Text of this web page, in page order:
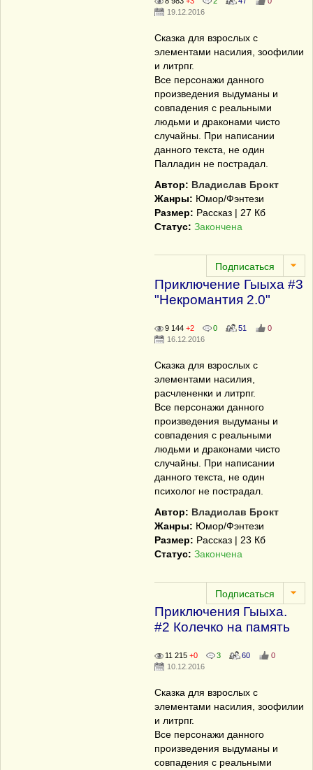
19.12.2016
Сказка для взрослых с
элементами насилия, зоофилии
и литрпг.
Все персонажи данного
произведения выдуманы и
совпадения с реальными
людьми и драконами чисто
случайны. При написании
данного текста, не один
Палладин не пострадал.
Автор: Владислав Брокт
Жанры: Юмор/Фэнтези
Размер: Рассказ | 27 Кб
Статус: Закончена
Приключение Гыыха #3
"Некромантия 2.0"
9 144 +2 0 51
0
16.12.2016
Сказка для взрослых с
элементами насилия,
расчлененки и литрпг.
Все персонажи данного
произведения выдуманы и
совпадения с реальными
людьми и драконами чисто
случайны. При написании
данного текста, не один
психолог не пострадал.
Автор: Владислав Брокт
Жанры: Юмор/Фэнтези
Размер: Рассказ | 23 Кб
Статус: Закончена
Приключения Гыыха.
#2 Колечко на память
11 215 +0 3 60
0
10.12.2016
Сказка для взрослых с
элементами насилия, зоофилии
и литрпг.
Все персонажи данного
произведения выдуманы и
совпадения с реальными